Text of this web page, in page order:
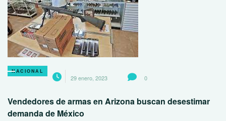
NACIONAL
29 enero, 2023 0
Vendedores de armas en Arizona buscan desestimar
demanda de México